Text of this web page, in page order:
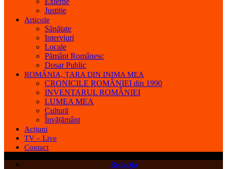
Justiție
Articole
Sănătate
Interviuri
Locale
Pământ Românesc
Dosar Public
ROMÂNIA, ȚARA DIN INIMA MEA
CRONICILE ROMÂNIEI din 1990
INVENTARUL ROMÂNIEI
LUMEA MEA
Cultură
Învățământ
Acțiuni
TV – Live
Contact
Redacția